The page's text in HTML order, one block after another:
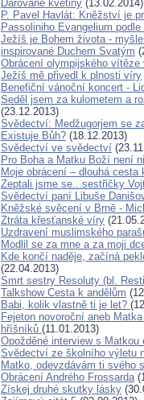
Darované květiny (13.02.2014)
P. Pavel Havlát: Kněžství je
Passoliniho Evangelium
Ježíš je Bohem života -
inspirované Duchem Svatým
Obrácení olympijského vítěze
Ježíš mě přivedl k plnosti víry
Benefiční vánoční koncert -
Seděl jsem za kulometem a
(23.12.2013)
Svědectví: Medžugorjem se
Existuje Bůh? (18.12.2013)
Svědectví ve svědectví
Pro Boha a Matku Boží není
Moje obrácení – dlouhá cesta
Zeptali jsme se...sestřičky
Svědectví paní Libuše
Kněžské svěcení v Brně -
Ztráta křesťanské víry
Uzdravení muslimského
Modlil se za mne a za moji
Kde končí naděje, začíná
(22.04.2013)
Smrt sestry Resoluty (bl.
Talkshow Cesta k andělům
Babi, kolik vlastně ti je let?
Fejeton novoroční aneb
hříšníků (11.01.2013)
Opožděné interview s
Svědectví ze školního výletu
Matko, odevzdávám ti svého
Obrácení Andrého Frossarda
Získej druhé skutky lásky